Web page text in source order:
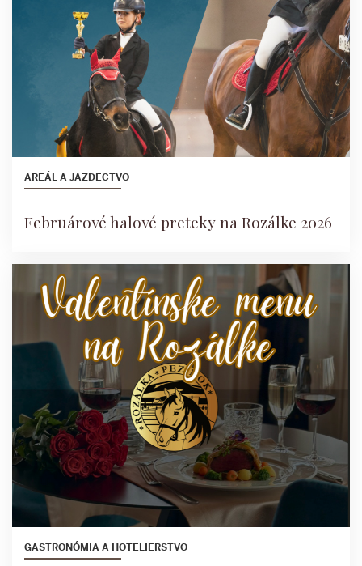
AREÁL A JAZDECTVO
Februárové halové preteky na Rozálke 2026
GASTRONÓMIA A HOTELIERSTVO